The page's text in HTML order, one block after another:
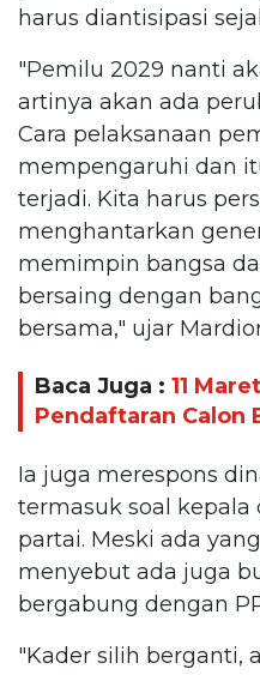
harus diantisipasi
"Pemilu 2029 nanti
artinya akan ada
Cara pelaksanaan
mempengaruhi dan
terjadi. Kita harus
menghantarkan
memimpin bangsa
bersaing dengan
bersama," ujar
Baca Juga : 11
Pendaftaran Calon
Ia juga merespons
termasuk soal kepala
partai. Meski ada
menyebut ada juga
bergabung dengan
"Kader silih berganti,